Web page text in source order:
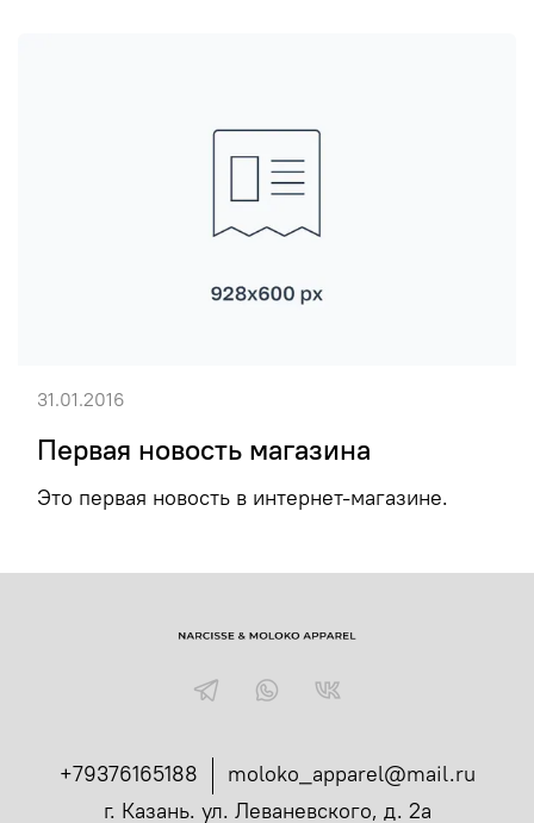
Первая новость магазина
Это первая новость в интернет-магазине.
31.01.2016
+79376165188
moloko_apparel@mail.ru
г. Казань. ул. Леваневского, д. 2а